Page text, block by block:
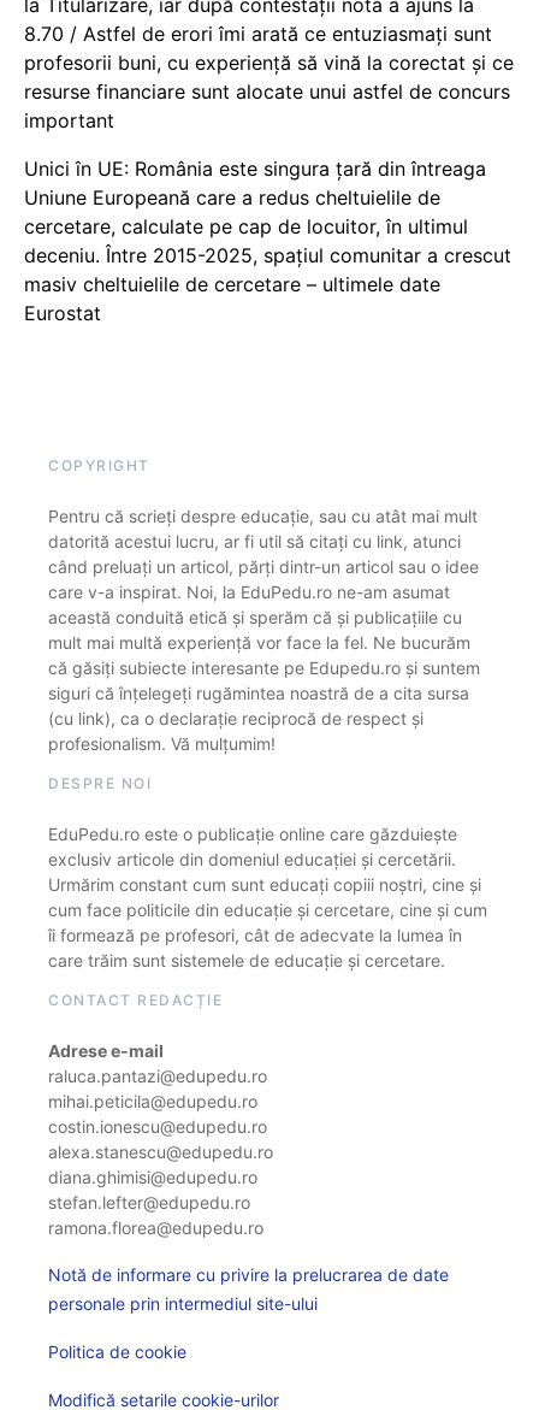
la Titularizare, iar după contestații nota a ajuns la
8.70 / Astfel de erori îmi arată ce entuziasmați sunt
profesorii buni, cu experiență să vină la corectat și ce
resurse financiare sunt alocate unui astfel de concurs
important
Unici în UE: România este singura țară din întreaga
Uniune Europeană care a redus cheltuielile de
cercetare, calculate pe cap de locuitor, în ultimul
deceniu. Între 2015-2025, spațiul comunitar a crescut
masiv cheltuielile de cercetare – ultimele date
Eurostat
COPYRIGHT
Pentru că scrieți despre educație, sau cu atât mai mult
datorită acestui lucru, ar fi util să citați cu link, atunci
când preluați un articol, părți dintr-un articol sau o idee
care v-a inspirat. Noi, la EduPedu.ro ne-am asumat
această conduită etică și sperăm că și publicațiile cu
mult mai multă experiență vor face la fel. Ne bucurăm
că găsiți subiecte interesante pe Edupedu.ro și suntem
siguri că înțelegeți rugămintea noastră de a cita sursa
(cu link), ca o declarație reciprocă de respect și
profesionalism. Vă mulțumim!
DESPRE NOI
EduPedu.ro este o publicație online care găzduiește
exclusiv articole din domeniul educației și cercetării.
Urmărim constant cum sunt educați copiii noștri, cine și
cum face politicile din educație și cercetare, cine și cum
îi formează pe profesori, cât de adecvate la lumea în
care trăim sunt sistemele de educație și cercetare.
CONTACT REDACȚIE
Adrese e-mail
raluca.pantazi@edupedu.ro
mihai.peticila@edupedu.ro
costin.ionescu@edupedu.ro
alexa.stanescu@edupedu.ro
diana.ghimisi@edupedu.ro
stefan.lefter@edupedu.ro
ramona.florea@edupedu.ro
Notă de informare cu privire la prelucrarea de date
personale prin intermediul site-ului
Politica de cookie
Modifică setarile cookie-urilor